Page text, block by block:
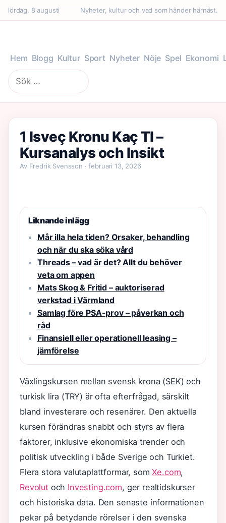
lördag, 8 augusti Nyheter, kultur och vad som händer härnäst.
Hem Blogg Kultur Sport Nyheter Nöje Spel Ekonomi
Sök
efter:
1 Isveç Kronu Kaç Tl –
Kursanalys och Insikt
Av Fredrik Svensson · februari 13, 2026
Liknande inlägg
Mår illa hela tiden? Orsaker, behandling
och när du ska söka vård
Threads – vad är det? Allt du behöver
veta om appen
Mats Skog & Fritid – auktoriserad
verkstad i Värmland
Samlag före PSA-prov – påverkan och
råd
Finansiell eller operationell leasing –
jämförelse
Växlingskursen mellan svensk krona (SEK) och
turkisk lira (TRY) är ofta efterfrågad, särskilt
bland investerare och resenärer. Den aktuella
kursen förändras snabbt och styrs av flera
faktorer, inklusive ekonomiska trender och
politisk utveckling i både Sverige och Turkiet.
Flera stora valutaplattformar, somXe.com,
Revolutoch Investing.com, ger realtidskurser
och historiska data. Den senaste informationen
pekar på betydande rörelser i den svenska